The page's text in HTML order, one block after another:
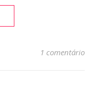
1 comentário